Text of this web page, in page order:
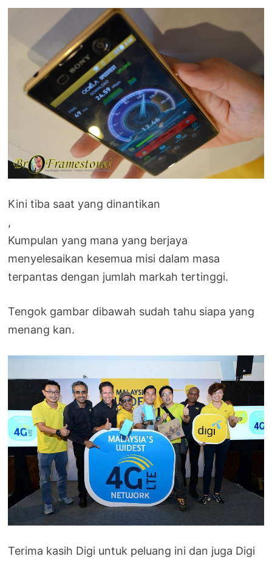
Kini tiba saat yang dinantikan
,
Kumpulan yang mana yang berjaya
menyelesaikan kesemua misi dalam masa
terpantas dengan jumlah markah tertinggi.
Tengok gambar dibawah sudah tahu siapa yang
menang kan.
Terima kasih Digi untuk peluang ini dan juga Digi